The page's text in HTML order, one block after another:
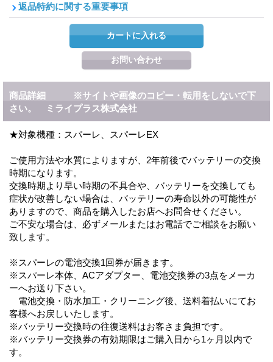
返品特約に関する重要事項
商品詳細 ※サイトや画像のコピー・転用をしないで下
さい。 ミライプラス株式会社
★対象機種：スパーレ、スパーレEX
ご使用方法や水質によりますが、2年前後でバッテリーの交換
時期になります。
交換時期より早い時期の不具合や、バッテリーを交換しても
症状が改善しない場合は、バッテリーの寿命以外の可能性が
ありますので、商品を購入したお店へお問合せください。
ご不安な場合は、必ずメールまたはお電話でご相談をお願い
致します。
※スパーレの電池交換1回券が届きます。
※スパーレ本体、ACアダプター、電池交換券の3点をメーカ
ーへお送り下さい。
電池交換・防水加工・クリーニング後、送料着払いにてお
客様へお戻しいたします。
※バッテリー交換時の往復送料はお客さま負担です。
※バッテリー交換券の有効期限はご購入日から1ヶ月以内で
す。